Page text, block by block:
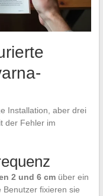
Installation, aber drei
der Fehler im
2 und 6 cmüber ein
Benutzer fixieren sie